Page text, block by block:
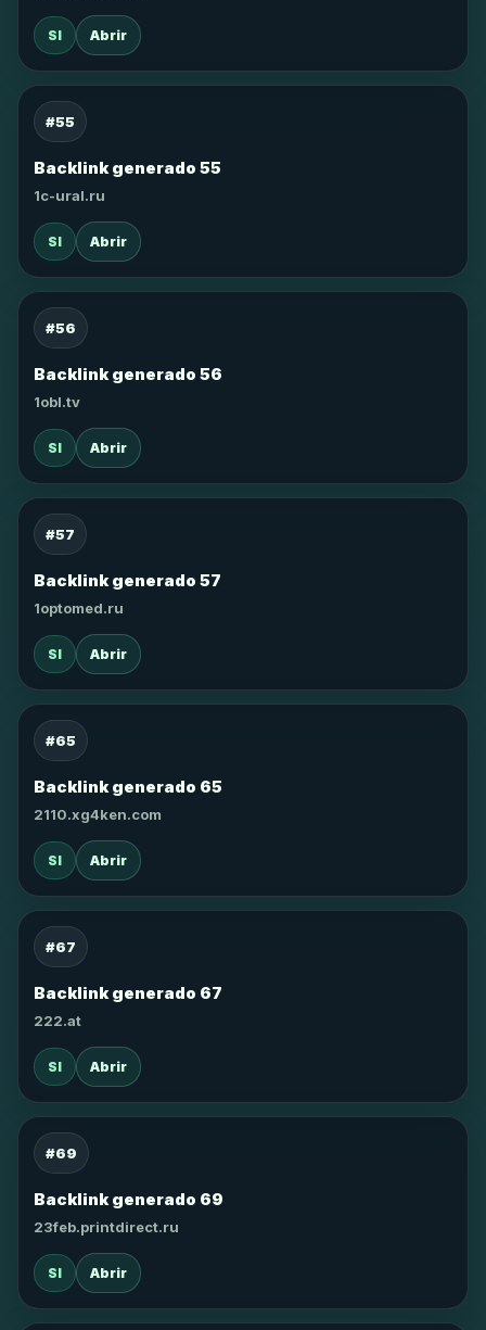
SI Abrir
#55
Backlink generado 55
1c-ural.ru
SI Abrir
#56
Backlink generado 56
1obl.tv
SI Abrir
#57
Backlink generado 57
1optomed.ru
SI Abrir
#65
Backlink generado 65
2110.xg4ken.com
SI Abrir
#67
Backlink generado 67
222.at
SI Abrir
#69
Backlink generado 69
23feb.printdirect.ru
SI Abrir